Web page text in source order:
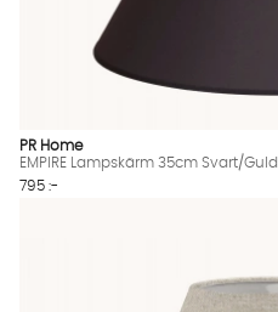
PR Home
EMPIRE Lampskärm 35cm Svart/Guld
795 :-